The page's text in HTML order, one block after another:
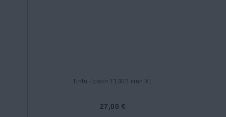
Tinta Epson T1302 cian XL
27,00 €